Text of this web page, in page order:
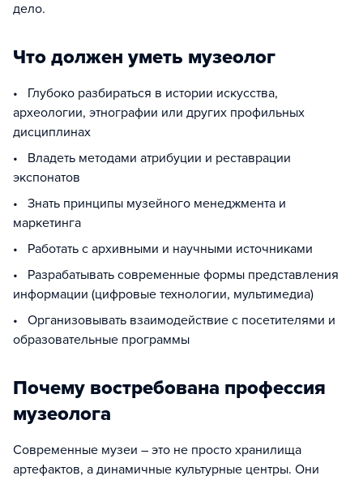
дело.
Что должен уметь музеолог
• Глубоко разбираться в истории искусства,
археологии, этнографии или других профильных
дисциплинах
• Владеть методами атрибуции и реставрации
экспонатов
• Знать принципы музейного менеджмента и
маркетинга
• Работать с архивными и научными источниками
• Разрабатывать современные формы представления
информации (цифровые технологии, мультимедиа)
• Организовывать взаимодействие с посетителями и
образовательные программы
Почему востребована профессия
музеолога
Современные музеи – это не просто хранилища
артефактов, а динамичные культурные центры. Они